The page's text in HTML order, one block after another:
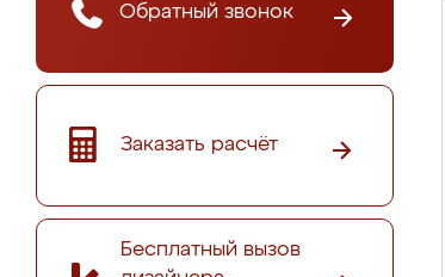
Обратный звонок
Заказать расчёт
Бесплатный вызов